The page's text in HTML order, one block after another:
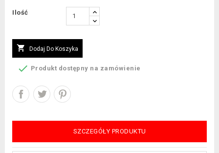
Ilość
 Dodaj Do Koszyka
 Produkt dostępny na zamówienie
SZCZEGÓŁY PRODUKTU